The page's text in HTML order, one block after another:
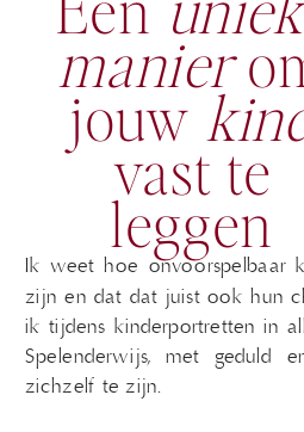
Ik weet hoe onvoorspelbaar
zijn en dat dat juist ook hun
ik tijdens kinderportretten in
Spelenderwijs, met geduld
zichzelf te zijn.
manier
jouw
vast te
leggen